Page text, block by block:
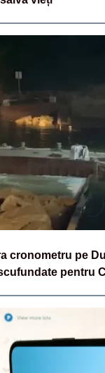
cronometru pe
pentru